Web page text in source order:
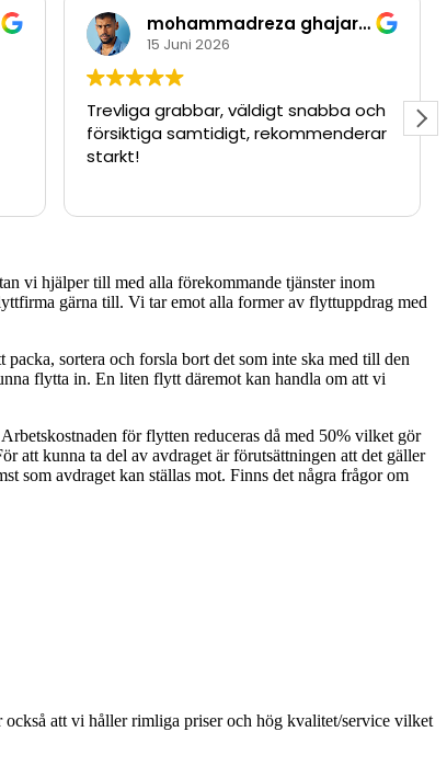
mohammadreza ghajarzadeh
15 Juni 2026
Trevliga grabbar, väldigt snabba och
försiktiga samtidigt, rekommenderar
starkt!
vi hjälper till med alla förekommande tjänster inom
gärna till. Vi tar emot alla former av flyttuppdrag med
sortera och forsla bort det som inte ska med till den
flytta in. En liten flytt däremot kan handla om att vi
för flytten reduceras då med 50% vilket gör
att kunna ta del av avdraget är förutsättningen att det gäller
som avdraget kan ställas mot. Finns det några frågor om
att vi håller rimliga priser och hög kvalitet/service vilket